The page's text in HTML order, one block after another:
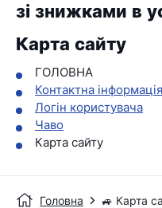
зі знижками в
Карта сайту
ГОЛОВНА
Контактна інформація
Логін користувача
Чаво
Карта сайту
Головна 🚙 Карта